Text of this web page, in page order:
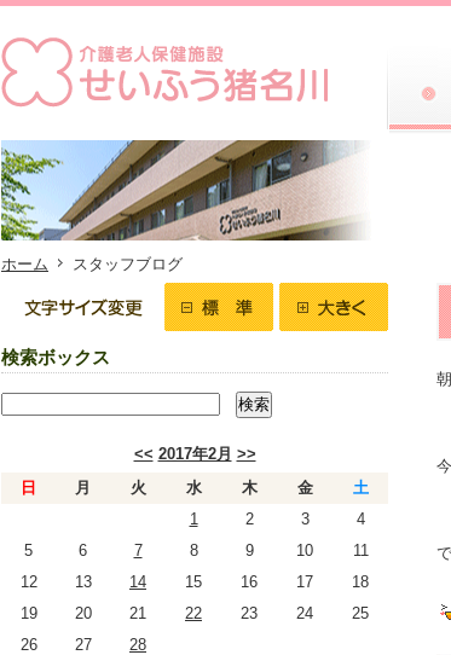
ホーム スタッフブログ
検索ボックス
<< 2017年2月 >>
日
月 火 水 木 金
土
1
2 3
4
5
6 7 8 9 10
11
12
13 14 15 16 17
18
19
20 21 22 23 24
25
26
27 28